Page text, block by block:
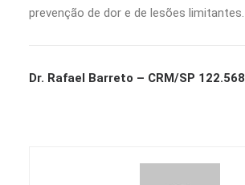
prevenção de dor e de lesões limitantes.
Dr. Rafael Barreto – CRM/SP 122.568